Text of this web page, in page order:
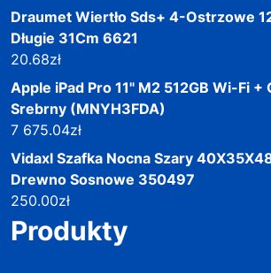
Draumet Wiertło Sds+ 4-Ostrzowe
Długie 31Cm 6621
20.68zł
Apple iPad Pro 11" M2 512GB Wi-Fi +
Srebrny (MNYH3FDA)
7 675.04zł
Vidaxl Szafka Nocna Szary
Drewno Sosnowe 350497
250.00zł
Produkty